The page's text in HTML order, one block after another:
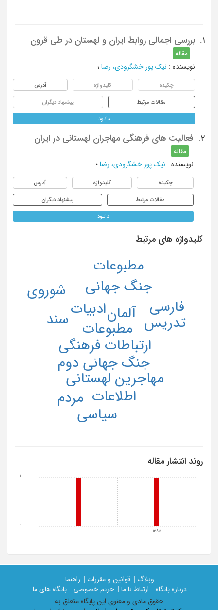
1. بررسی اجمالی روابط ایران و لهستان در طی قرون
مقاله
نویسنده : نیک پور خشگرودی، رضا ؛
چکیده کلیدواژه آدرس
مقالات مرتبط پیشنهاد دیگران
دانلود
2. فعالیت های فرهنگی مهاجران لهستانی در ایران
مقاله
نویسنده : نیک پور خشگرودی، رضا ؛
چکیده کلیدواژه آدرس
مقالات مرتبط پیشنهاد دیگران
دانلود
کلیدواژه های مرتبط
ارتباطات فرهنگی
جنگ جهانی دوم
مطبوعات
مهاجرین لهستانی
آلمانادبیات
اطلاعات
تدریس
جنگ جهانی
سند
سیاسی
شوروی
فارسی
مردم
مطبوعات
روند انتشار مقاله
1388
0
1
وبلاگ | قوانین و مقررات |
راهنما
درباره پایگاه |
ارتباط با ما | حریم خصوصی |
پایگاه های ما
حقوق مادی و معنوی اين پايگاه متعلق به